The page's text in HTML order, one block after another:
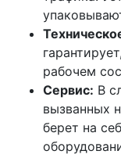
рабочем
Сервис: В
вызванных
берет на